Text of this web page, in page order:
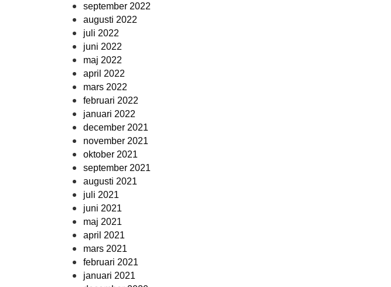
september 2022
augusti 2022
juli 2022
juni 2022
maj 2022
april 2022
mars 2022
februari 2022
januari 2022
december 2021
november 2021
oktober 2021
september 2021
augusti 2021
juli 2021
juni 2021
maj 2021
april 2021
mars 2021
februari 2021
januari 2021